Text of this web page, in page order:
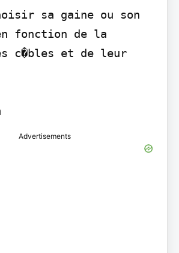
sa gaine ou son
fonction de la
c�bles et de leur
Advertisements